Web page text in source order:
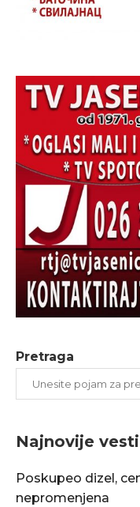
Pretraga
Najnovije vesti
Poskupeo dizel,
nepromenjena